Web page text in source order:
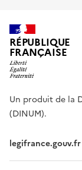
RÉPUBLIQUE
FRANÇAISE
Un produit de la
(DINUM).
legifrance.gouv.fr